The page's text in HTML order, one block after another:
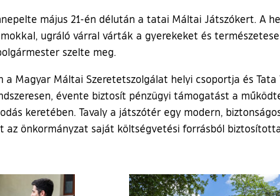
május 21-én délután a tatai Máltai Játszókert. A
ugráló várral várták a gyerekeket és
szelte meg.
a Magyar Máltai Szeretetszolgálat helyi csoportja és
évente biztosít pénzügyi támogatást a
keretében. Tavaly a játszótér egy modern,
önkormányzat saját költségvetési forrásból